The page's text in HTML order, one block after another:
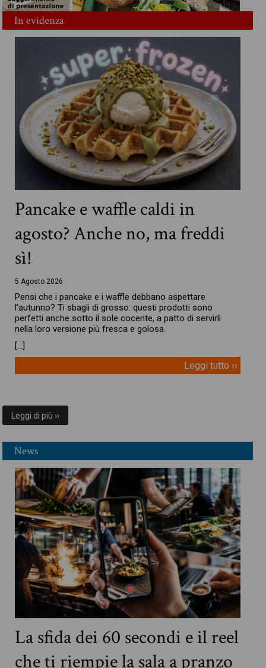
In evidenza
Pancake e waffle caldi in
agosto? Anche no, ma freddi
sì!
5 Agosto 2026
Pensi che i pancake e i waffle debbano aspettare
l’autunno? Ti sbagli di grosso: questi prodotti sono
perfetti anche sotto il sole cocente, a patto di servirli
nella loro versione più fresca e golosa.
[…]
Leggi tutto ››
Leggi di più ››
News
La sfida dei 60 secondi e il reel
che ti riempie la sala a pranzo